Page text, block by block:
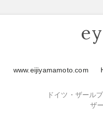
www.eijiyamamoto.com
ドイツ・ザール
ザ